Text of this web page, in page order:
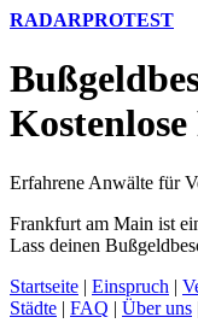
RADARPROTEST
Erfahrene Anwälte für
Frankfurt am Main ist
Lass deinen
Startseite | Einspruch |
Städte | FAQ | Über uns